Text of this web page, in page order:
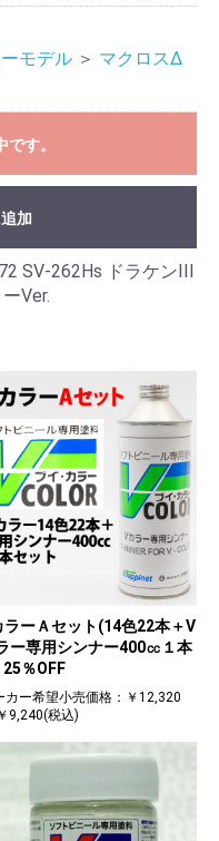
モデル ＞ マクロスΔ
す。
加
SV-262Hs ドラケンIII
Ver.
ラーＡセット(14色22本＋V
ー専用シンナー400㏄１本
25％OFF
カー希望小売価格：￥12,320
9,240(税込)